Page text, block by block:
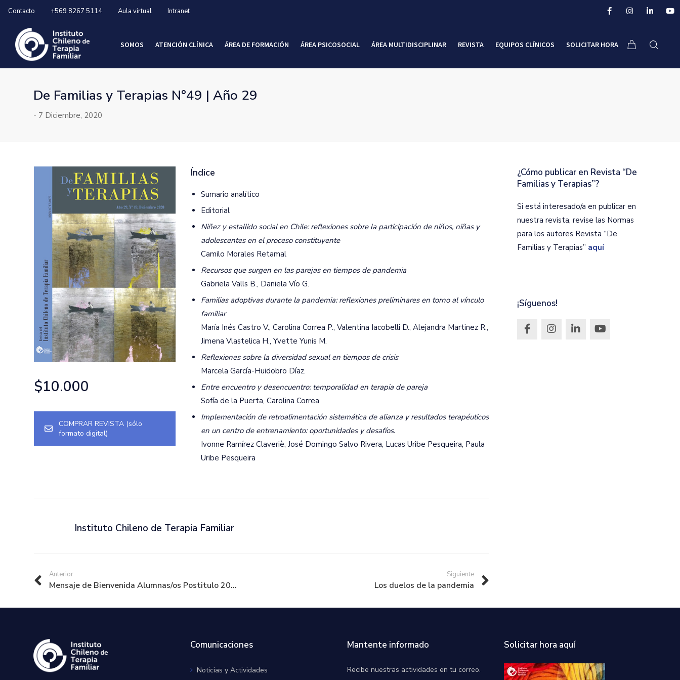
Contacto +569 8267 5114 Aula virtual Intranet
SOMOS ATENCIÓN CLÍNICA ÁREA DE FORMACIÓN ÁREA PSICOSOCIAL ÁREA MULTIDISCIPLINAR REVISTA EQUIPOS CLÍNICOS SOLICITAR HORA
De Familias y Terapias N°49 | Año 29
- 7 Diciembre, 2020
$10.000
COMPRAR REVISTA (sólo
formato digital)
Índice
Sumario analítico
Editorial
Niñez y estallido social en Chile: reflexiones sobre la participación de niños, niñas y
adolescentes en el proceso constituyente
Camilo Morales Retamal
Recursos que surgen en las parejas en tiempos de pandemia
Gabriela Valls B., Daniela Vío G.
Familias adoptivas durante la pandemia: reflexiones preliminares en torno al vínculo
familiar
María Inés Castro V., Carolina Correa P., Valentina Iacobelli D., Alejandra Martinez R.,
Jimena Vlastelica H., Yvette Yunis M.
Reflexiones sobre la diversidad sexual en tiempos de crisis
Marcela García-Huidobro Díaz.
Entre encuentro y desencuentro: temporalidad en terapia de pareja
Sofía de la Puerta, Carolina Correa
Implementación de retroalimentación sistemática de alianza y resultados terapéuticos
en un centro de entrenamiento: oportunidades y desafíos.
Ivonne Ramírez Claveriè, José Domingo Salvo Rivera, Lucas Uribe Pesqueira, Paula
Uribe Pesqueira
Instituto Chileno de Terapia Familiar
Anterior
Mensaje de Bienvenida Alumnas/os Postitulo 20...
Siguiente
Los duelos de la pandemia
¿Cómo publicar en Revista “De
Familias y Terapias”?
Si está interesado/a en publicar en
nuestra revista, revise las Normas
para los autores Revista “De
Familias y Terapias” aquí
¡Síguenos!
Comunicaciones
Noticias y Actividades
Mantente informado
Recibe nuestras actividades en tu correo.
Solicitar hora aquí